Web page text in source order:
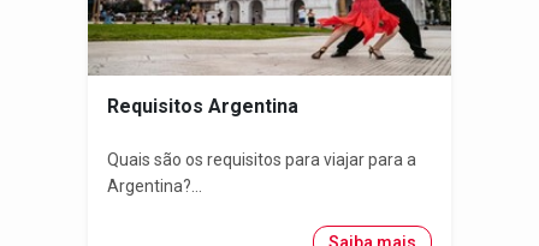
Requisitos Argentina
Quais são os requisitos para viajar para a
Argentina?...